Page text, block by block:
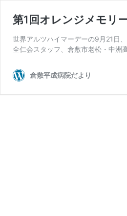
第1回オレンジメモリ
世界アルツハイマーデーの9月21日
全仁会スタッフ、倉敷市老松・中
倉敷平成病院だより